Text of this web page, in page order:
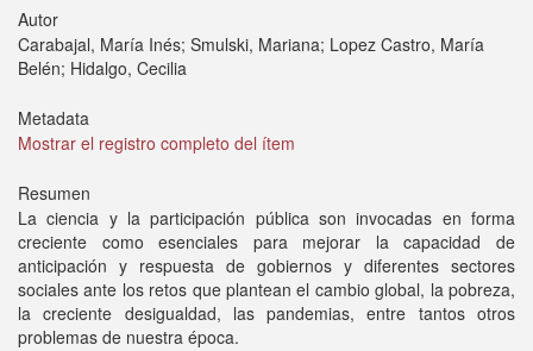
Autor
Carabajal, María Inés; Smulski, Mariana; Lopez Castro, María
Belén; Hidalgo, Cecilia
Metadata
Mostrar el registro completo del ítem
Resumen
La ciencia y la participación pública son invocadas en forma
creciente como esenciales para mejorar la capacidad de
anticipación y respuesta de gobiernos y diferentes sectores
sociales ante los retos que plantean el cambio global, la pobreza,
la creciente desigualdad, las pandemias, entre tantos otros
problemas de nuestra época.